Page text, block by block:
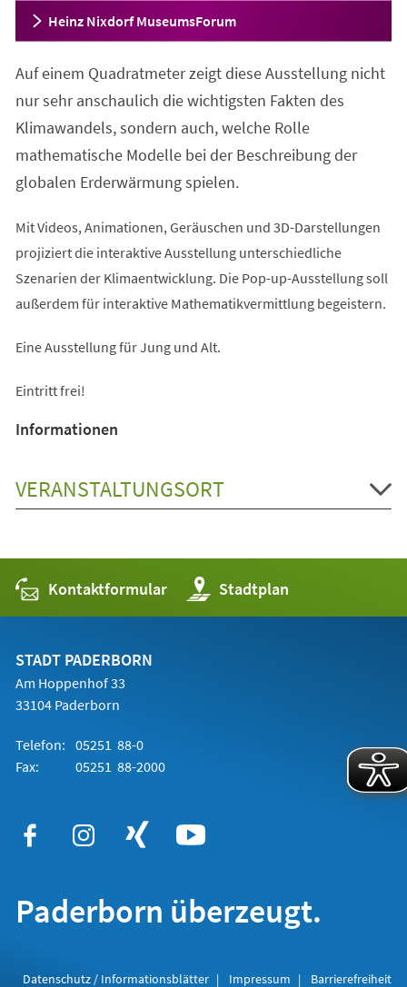
Heinz Nixdorf MuseumsForum
Auf einem Quadratmeter zeigt diese Ausstellung nicht
nur sehr anschaulich die wichtigsten Fakten des
Klimawandels, sondern auch, welche Rolle
mathematische Modelle bei der Beschreibung der
globalen Erderwärmung spielen.
Mit Videos, Animationen, Geräuschen und 3D-Darstellungen
projiziert die interaktive Ausstellung unterschiedliche
Szenarien der Klimaentwicklung. Die Pop-up-Ausstellung soll
außerdem für interaktive Mathematikvermittlung begeistern.
Eine Ausstellung für Jung und Alt.
Eintritt frei!
Informationen
VERANSTALTUNGSORT
Kontaktformular Stadtplan
(Öffnet
in
einem
STADT PADERBORN
Am Hoppenhof 33
33104 Paderborn
Telefon: 05251 88-0
Fax:
05251 88-2000
Paderborn überzeugt.
Datenschutz / Informationsblätter Impressum
Barrierefreiheit